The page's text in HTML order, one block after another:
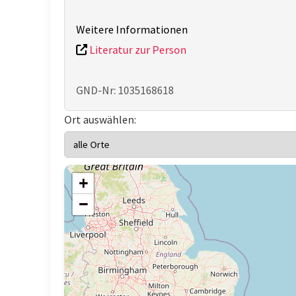
Weitere Informationen
Literatur zur Person
GND-Nr: 1035168618
Ort auswählen:
+
−